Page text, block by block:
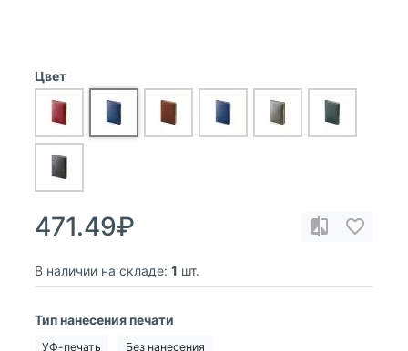
Цвет
471.49₽
В наличии на складе: 1 шт.
Тип нанесения печати
УФ-печать Без нанесения